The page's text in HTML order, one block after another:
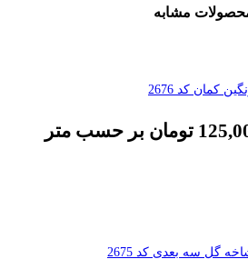
مشابه
کمان کد 2676
تومان بر حسب متر
گل سه بعدی کد 2675